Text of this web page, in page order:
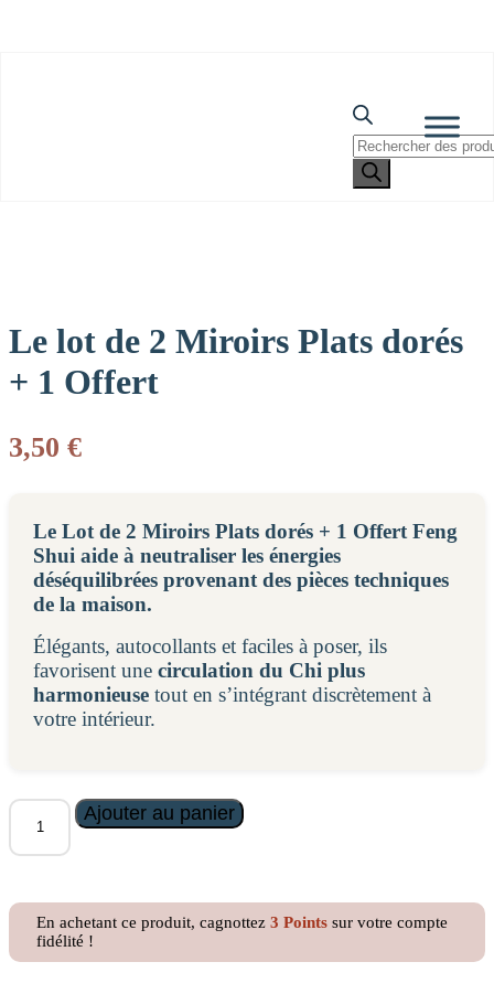
Recherche
de
Le lot de 2 Miroirs Plats dorés + 1 Offert
Le lot de 2 Miroirs Plats dorés
+ 1 Offert
3,50 €
Le Lot de 2 Miroirs Plats dorés + 1 Offert Feng
Shui aide à neutraliser les énergies
déséquilibrées provenant des pièces techniques
de la maison.
Élégants, autocollants et faciles à poser, ils
favorisent unecirculation du Chi plus
harmonieuse tout en s’intégrant discrètement à
votre intérieur.
quantité
Le
2
Miroirs
Plats
dorés
Ajouter au panier
En achetant ce produit, cagnottez 3 Points sur votre compte
fidélité !